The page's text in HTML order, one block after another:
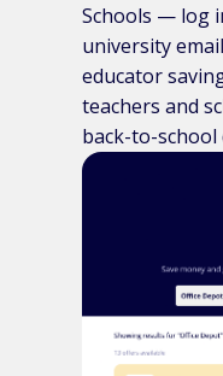
Schools — log
university
educator
teachers and
back-to-school